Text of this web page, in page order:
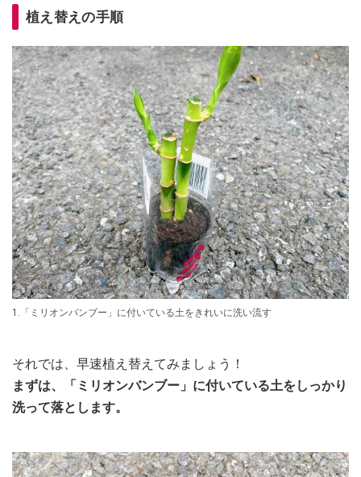
植え替えの手順
1.「ミリオンバンブー」に付いている土をきれいに洗い流す
それでは、早速植え替えてみましょう！
まずは、「ミリオンバンブー」に付いている土をしっかり
洗って落とします。